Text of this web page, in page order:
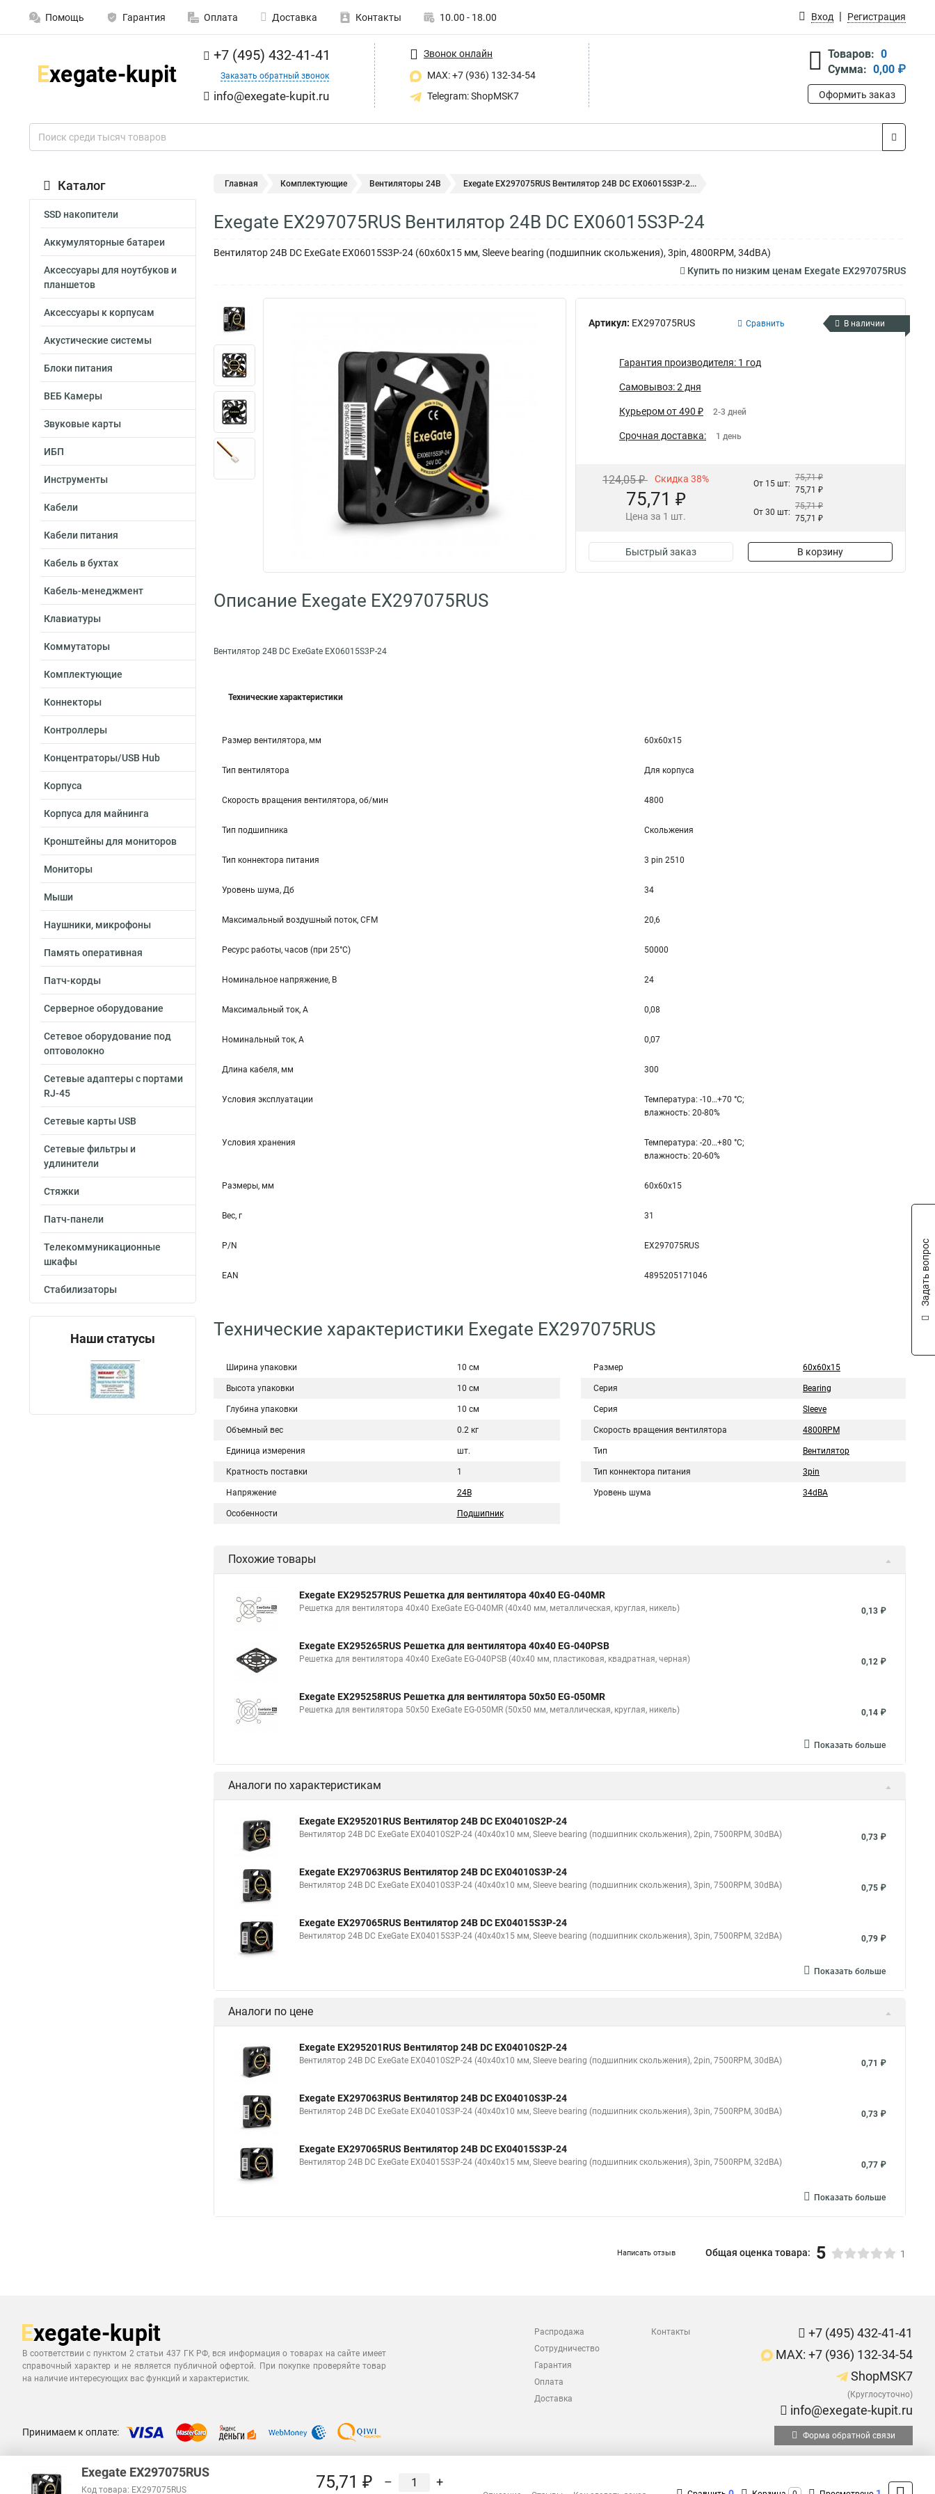
Помощь Гарантия Оплата Доставка Контакты 10.00 - 18.00 Вход Регистрация
+7 (495) 432-41-41
Заказать обратный звонок
info@exegate-kupit.ru
Звонок онлайн
MAX: +7 (936) 132-34-54
Telegram: ShopMSK7
Товаров: 0
Сумма: 0,00 ₽
Оформить заказ
Каталог
SSD накопители
Аккумуляторные батареи
Аксессуары для ноутбуков и
планшетов
Аксессуары к корпусам
Акустические системы
Блоки питания
ВЕБ Камеры
Звуковые карты
ИБП
Инструменты
Кабели
Кабели питания
Кабель в бухтах
Кабель-менеджмент
Клавиатуры
Коммутаторы
Комплектующие
Коннекторы
Контроллеры
Концентраторы/USB Hub
Корпуса
Корпуса для майнинга
Кронштейны для мониторов
Мониторы
Мыши
Наушники, микрофоны
Память оперативная
Патч-корды
Серверное оборудование
Сетевое оборудование под
оптоволокно
Сетевые адаптеры с портами
RJ-45
Сетевые карты USB
Сетевые фильтры и
удлинители
Стяжки
Патч-панели
Телекоммуникационные
шкафы
Стабилизаторы
Наши статусы
Главная Комплектующие Вентиляторы 24В Exegate EX297075RUS Вентилятор 24В DC EX06015S3P-2...
Exegate EX297075RUS Вентилятор 24В DC EX06015S3P-24
Вентилятор 24В DC ExeGate EX06015S3P-24 (60x60x15 мм, Sleeve bearing (подшипник скольжения), 3pin, 4800RPM, 34dBA)
Купить по низким ценам Exegate EX297075RUS
Артикул: EX297075RUS Сравнить В наличии
Гарантия производителя: 1 год
Самовывоз: 2 дня
Курьером от 490 ₽ 2-3 дней
Срочная доставка: 1 день
124,05 ₽ Скидка 38%
75,71 ₽
Цена за 1 шт.
От 15 шт:
75,71 ₽
75,71 ₽
От 30 шт:
75,71 ₽
75,71 ₽
Быстрый заказ В корзину
Описание Exegate EX297075RUS
Вентилятор 24В DC ExeGate EX06015S3P-24
Технические характеристики
Размер вентилятора, мм 60x60x15
Тип вентилятора Для корпуса
Скорость вращения вентилятора, об/мин 4800
Тип подшипника Скольжения
Тип коннектора питания 3 pin 2510
Уровень шума, Дб 34
Максимальный воздушный поток, CFM 20,6
Ресурс работы, часов (при 25°C) 50000
Номинальное напряжение, В 24
Максимальный ток, А 0,08
Номинальный ток, А 0,07
Длина кабеля, мм 300
Условия эксплуатации
Температура: -10…+70 °С;
влажность: 20-80%
Условия хранения
Температура: -20…+80 °С;
влажность: 20-60%
Размеры, мм 60x60x15
Вес, г 31
P/N EX297075RUS
EAN 4895205171046
Технические характеристики Exegate EX297075RUS
Ширина упаковки 10 см
Высота упаковки 10 см
Глубина упаковки 10 см
Объемный вес 0.2 кг
Единица измерения шт.
Кратность поставки 1
Напряжение 24В
Особенности Подшипник
Размер 60x60x15
Серия Bearing
Серия Sleeve
Скорость вращения вентилятора 4800RPM
Тип Вентилятор
Тип коннектора питания 3pin
Уровень шума 34dBA
Похожие товары
Exegate EX295257RUS Решетка для вентилятора 40x40 EG-040MR
Решетка для вентилятора 40x40 ExeGate EG-040MR (40x40 мм, металлическая, круглая, никель) 0,13 ₽
Exegate EX295265RUS Решетка для вентилятора 40x40 EG-040PSB
Решетка для вентилятора 40x40 ExeGate EG-040PSB (40x40 мм, пластиковая, квадратная, черная) 0,12 ₽
Exegate EX295258RUS Решетка для вентилятора 50х50 EG-050MR
Решетка для вентилятора 50х50 ExeGate EG-050MR (50x50 мм, металлическая, круглая, никель) 0,14 ₽
Показать больше
Аналоги по характеристикам
Exegate EX295201RUS Вентилятор 24В DC EX04010S2P-24
Вентилятор 24В DC ExeGate EX04010S2P-24 (40x40x10 мм, Sleeve bearing (подшипник скольжения), 2pin, 7500RPM, 30dBA) 0,73 ₽
Exegate EX297063RUS Вентилятор 24В DC EX04010S3P-24
Вентилятор 24В DC ExeGate EX04010S3P-24 (40x40x10 мм, Sleeve bearing (подшипник скольжения), 3pin, 7500RPM, 30dBA) 0,75 ₽
Exegate EX297065RUS Вентилятор 24В DC EX04015S3P-24
Вентилятор 24В DC ExeGate EX04015S3P-24 (40x40x15 мм, Sleeve bearing (подшипник скольжения), 3pin, 7500RPM, 32dBA) 0,79 ₽
Показать больше
Аналоги по цене
Exegate EX295201RUS Вентилятор 24В DC EX04010S2P-24
Вентилятор 24В DC ExeGate EX04010S2P-24 (40x40x10 мм, Sleeve bearing (подшипник скольжения), 2pin, 7500RPM, 30dBA) 0,71 ₽
Exegate EX297063RUS Вентилятор 24В DC EX04010S3P-24
Вентилятор 24В DC ExeGate EX04010S3P-24 (40x40x10 мм, Sleeve bearing (подшипник скольжения), 3pin, 7500RPM, 30dBA) 0,73 ₽
Exegate EX297065RUS Вентилятор 24В DC EX04015S3P-24
Вентилятор 24В DC ExeGate EX04015S3P-24 (40x40x15 мм, Sleeve bearing (подшипник скольжения), 3pin, 7500RPM, 32dBA) 0,77 ₽
Показать больше
Написать отзыв Общая оценка товара: 5 1
В соответствии с пунктом 2 статьи 437 ГК РФ, вся информация о товарах на сайте имеет
справочный характер и не является публичной офертой. При покупке проверяйте товар
на наличие интересующих вас функций и характеристик.
Распродажа
Сотрудничество
Гарантия
Оплата
Доставка
Контакты
+7 (495) 432-41-41
MAX: +7 (936) 132-34-54
ShopMSK7
(Круглосуточно)
info@exegate-kupit.ru
Принимаем к оплате: Форма обратной связи
Exegate EX297075RUS
Код товара: EX297075RUS 75,71 ₽ – +
Задать вопрос